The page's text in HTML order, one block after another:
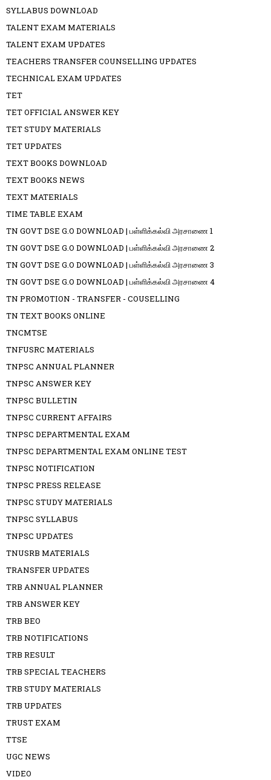
SYLLABUS DOWNLOAD
TALENT EXAM MATERIALS
TALENT EXAM UPDATES
TEACHERS TRANSFER COUNSELLING UPDATES
TECHNICAL EXAM UPDATES
TET
TET OFFICIAL ANSWER KEY
TET STUDY MATERIALS
TET UPDATES
TEXT BOOKS DOWNLOAD
TEXT BOOKS NEWS
TEXT MATERIALS
TIME TABLE EXAM
TN GOVT DSE G.O DOWNLOAD | பள்ளிக்கல்வி அரசாணை 1
TN GOVT DSE G.O DOWNLOAD | பள்ளிக்கல்வி அரசாணை 2
TN GOVT DSE G.O DOWNLOAD | பள்ளிக்கல்வி அரசாணை 3
TN GOVT DSE G.O DOWNLOAD | பள்ளிக்கல்வி அரசாணை 4
TN PROMOTION - TRANSFER - COUSELLING
TN TEXT BOOKS ONLINE
TNCMTSE
TNFUSRC MATERIALS
TNPSC ANNUAL PLANNER
TNPSC ANSWER KEY
TNPSC BULLETIN
TNPSC CURRENT AFFAIRS
TNPSC DEPARTMENTAL EXAM
TNPSC DEPARTMENTAL EXAM ONLINE TEST
TNPSC NOTIFICATION
TNPSC PRESS RELEASE
TNPSC STUDY MATERIALS
TNPSC SYLLABUS
TNPSC UPDATES
TNUSRB MATERIALS
TRANSFER UPDATES
TRB ANNUAL PLANNER
TRB ANSWER KEY
TRB BEO
TRB NOTIFICATIONS
TRB RESULT
TRB SPECIAL TEACHERS
TRB STUDY MATERIALS
TRB UPDATES
TRUST EXAM
TTSE
UGC NEWS
VIDEO